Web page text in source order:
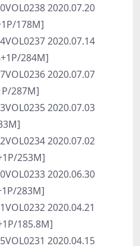
2020.07.20
178M]
2020.07.14
284M]
2020.07.07
287M]
2020.07.03
2020.07.02
253M]
2020.06.30
283M]
2020.04.21
185.8M]
2020.04.15